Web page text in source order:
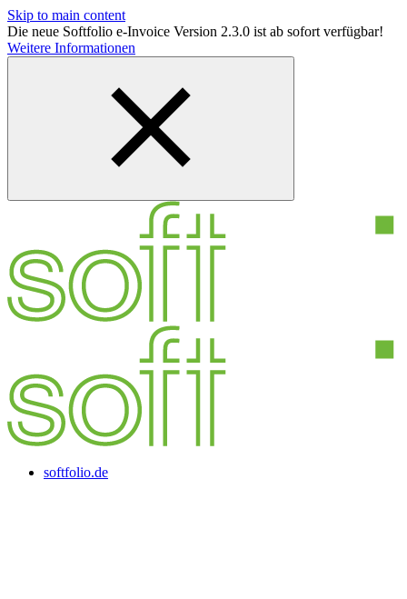
Skip to main content
Die neue Softfolio e-Invoice Version 2.3.0 ist ab sofort verfügbar!
Weitere Informationen
softfolio.de